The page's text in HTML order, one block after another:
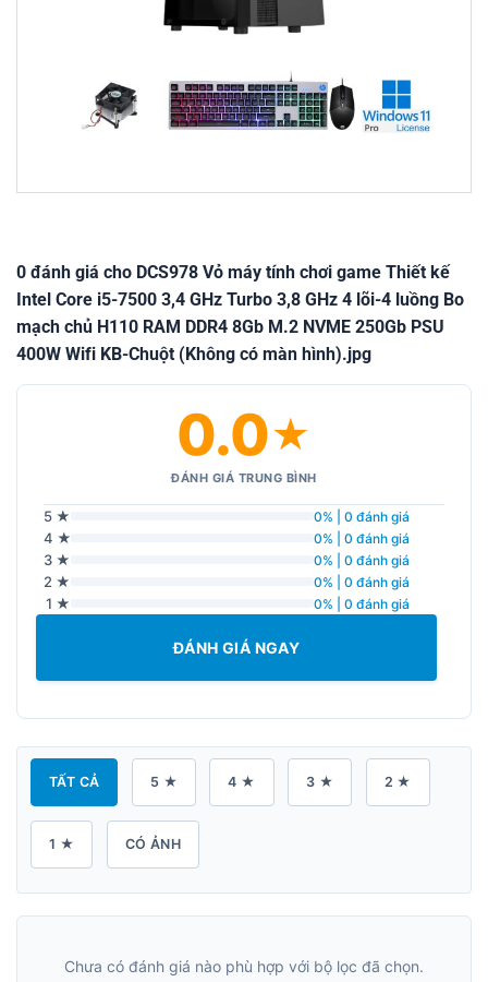
0 đánh giá cho DCS978 Vỏ máy tính chơi game Thiết kế
Intel Core i5-7500 3,4 GHz Turbo 3,8 GHz 4 lõi-4 luồng Bo
mạch chủ H110 RAM DDR4 8Gb M.2 NVME 250Gb PSU
400W Wifi KB-Chuột (Không có màn hình).jpg
0.0★
ĐÁNH GIÁ TRUNG BÌNH
5 ★ 0% | 0 đánh giá
4 ★ 0% | 0 đánh giá
3 ★ 0% | 0 đánh giá
2 ★ 0% | 0 đánh giá
1 ★ 0% | 0 đánh giá
ĐÁNH GIÁ NGAY
TẤT CẢ 5 ★ 4 ★ 3 ★ 2 ★
1 ★ CÓ ẢNH
Chưa có đánh giá nào phù hợp với bộ lọc đã chọn.